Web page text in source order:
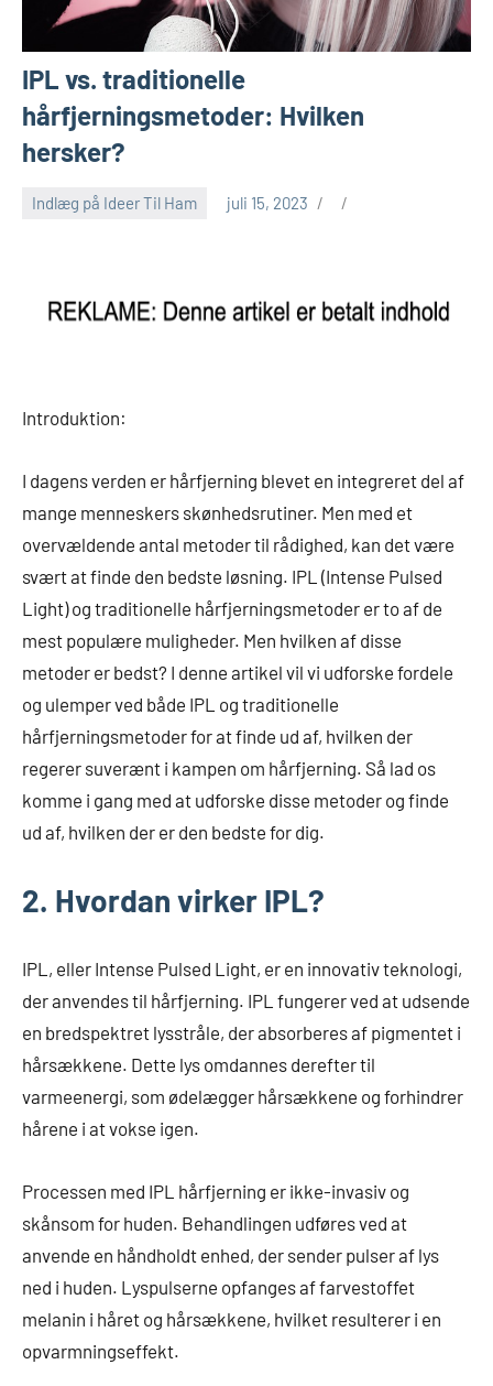
IPL vs. traditionelle
hårfjerningsmetoder: Hvilken
hersker?
Indlæg på Ideer Til Ham juli 15, 2023
Introduktion:
I dagens verden er hårfjerning blevet en integreret del af
mange menneskers skønhedsrutiner. Men med et
overvældende antal metoder til rådighed, kan det være
svært at finde den bedste løsning. IPL (Intense Pulsed
Light) og traditionelle hårfjerningsmetoder er to af de
mest populære muligheder. Men hvilken af disse
metoder er bedst? I denne artikel vil vi udforske fordele
og ulemper ved både IPL og traditionelle
hårfjerningsmetoder for at finde ud af, hvilken der
regerer suverænt i kampen om hårfjerning. Så lad os
komme i gang med at udforske disse metoder og finde
ud af, hvilken der er den bedste for dig.
2. Hvordan virker IPL?
IPL, eller Intense Pulsed Light, er en innovativ teknologi,
der anvendes til hårfjerning. IPL fungerer ved at udsende
en bredspektret lysstråle, der absorberes af pigmentet i
hårsækkene. Dette lys omdannes derefter til
varmeenergi, som ødelægger hårsækkene og forhindrer
hårene i at vokse igen.
Processen med IPL hårfjerning er ikke-invasiv og
skånsom for huden. Behandlingen udføres ved at
anvende en håndholdt enhed, der sender pulser af lys
ned i huden. Lyspulserne opfanges af farvestoffet
melanin i håret og hårsækkene, hvilket resulterer i en
opvarmningseffekt.